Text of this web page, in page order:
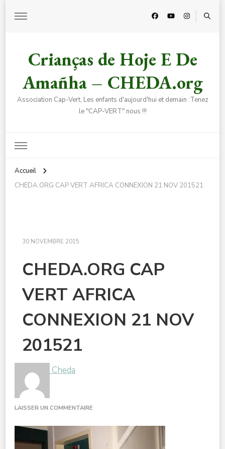
Crianças de Hoje E De
Amañha – CHEDA.org
Association Cap-Vert, Les enfants d'aujourd'hui et demain :Tenez
le "CAP-VERT" nous !!!
Accueil
CHEDA.ORG CAP VERT AFRICA CONNEXION 21 NOV 201521
30 NOVEMBRE 2015
CHEDA.ORG CAP
VERT AFRICA
CONNEXION 21 NOV
201521
Cheda
LAISSER UN COMMENTAIRE
CAP
AFRICA